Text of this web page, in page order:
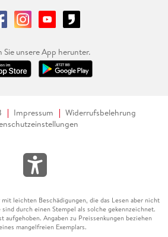
Sie unsere App herunter.
Impressum
Widerrufsbelehrung
leichten Beschädigungen, die das Lesen aber nicht
durch einen Stempel als solche gekennzeichnet.
aufgehoben. Angaben zu Preissenkungen beziehen
mangelfreien Exemplars.